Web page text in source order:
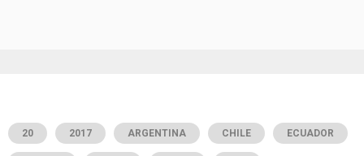
20 2017 ARGENTINA CHILE ECUADOR